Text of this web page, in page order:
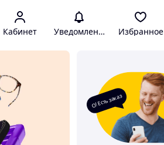
Кабинет Уведомления Избранное
О! Есть заказ